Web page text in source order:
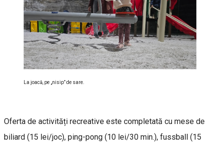
La joacă, pe „nisip” de sare.
Oferta de activități recreative este completată cu mese de
biliard (15 lei/joc), ping-pong (10 lei/30 min.), fussball (15